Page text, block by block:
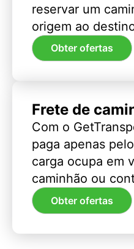
reservar um
origem ao
Obter ofertas
Frete de
Com o
paga apenas
carga ocupa em
caminhão ou
Obter ofertas